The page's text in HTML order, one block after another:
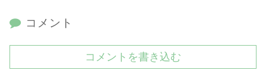
コメント
コメントを書き込む